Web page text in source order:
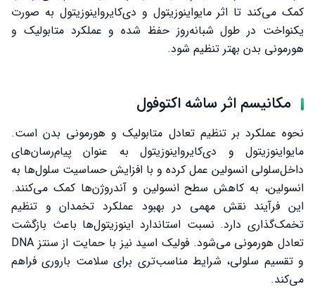
کمک می‌کند تا اثر مایواینوزیتول و دی‌کایرواینوزیتول به‌ صورت
یکنواخت در طول شبانه‌روز حفظ شده و عملکرد متابولیک و
هورمونی بدن بهتر تنظیم شود.
مکانیسم اثر ساشه اکتوفول
نحوه عملکرد بر تنظیم تعادل متابولیک و هورمونی بدن است.
مایواینوزیتول و دی‌کایرواینوزیتول به‌ عنوان پیام‌رسان‌های
داخل‌سلولی انسولین عمل کرده و با افزایش حساسیت سلول‌ها به
انسولین، به کاهش سطح انسولین و آندروژن‌ها کمک می‌کنند.
این فرآیند نقش مهمی در بهبود عملکرد تخمدان و تنظیم
تخمک‌گذاری دارد. نسبت استاندارد اینوزیتول‌ها باعث بازگشت
تعادل هورمونی می‌شود. فولیک اسید نیز با حمایت از سنتز DNA
و تقسیم سلولی، شرایط مناسب‌تری برای سلامت باروری فراهم
می‌کند.